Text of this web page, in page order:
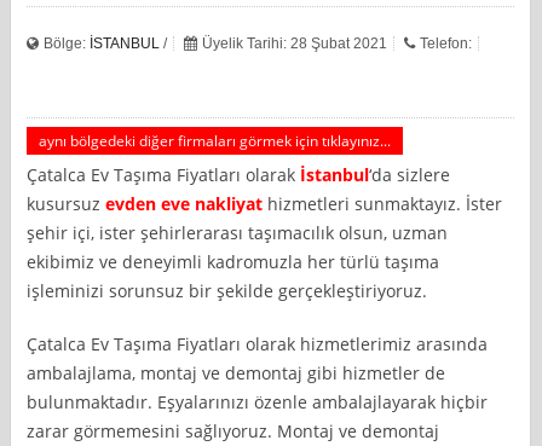
Bölge: İSTANBUL / Üyelik Tarihi: 28 Şubat 2021 Telefon:
aynı bölgedeki diğer firmaları görmek için tıklayınız...
Çatalca Ev Taşıma Fiyatları olarak İstanbul‘da sizlere
kusursuzevden eve nakliyat hizmetleri sunmaktayız. İster
şehir içi, ister şehirlerarası taşımacılık olsun, uzman
ekibimiz ve deneyimli kadromuzla her türlü taşıma
işleminizi sorunsuz bir şekilde gerçekleştiriyoruz.
Çatalca Ev Taşıma Fiyatları olarak hizmetlerimiz arasında
ambalajlama, montaj ve demontaj gibi hizmetler de
bulunmaktadır. Eşyalarınızı özenle ambalajlayarak hiçbir
zarar görmemesini sağlıyoruz. Montaj ve demontaj